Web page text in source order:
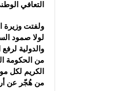
التعافي
ولفتت وزيرة
لولا صمود
والدولية
من الحكومة
الكريم لكل
من هُجّر عن